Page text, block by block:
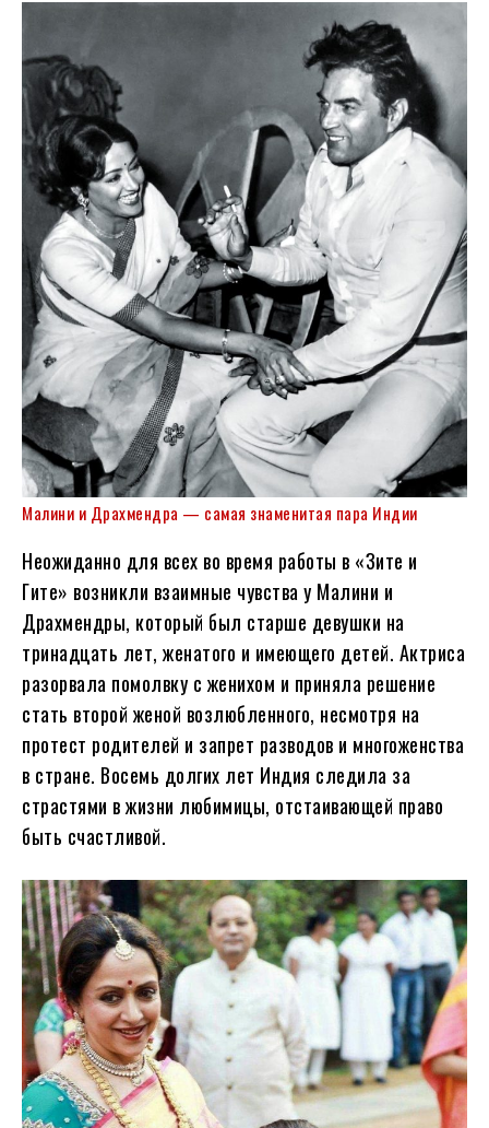
Малини и Драхмендра — самая знаменитая пара Индии
Неожиданно для всех во время работы в «Зите и
Гите» возникли взаимные чувства у Малини и
Драхмендры, который был старше девушки на
тринадцать лет, женатого и имеющего детей. Актриса
разорвала помолвку с женихом и приняла решение
стать второй женой возлюбленного, несмотря на
протест родителей и запрет разводов и многоженства
в стране. Восемь долгих лет Индия следила за
страстями в жизни любимицы, отстаивающей право
быть счастливой.